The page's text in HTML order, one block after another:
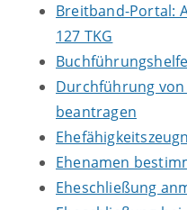
Breitband-Portal:
127 TKG
Durchführung
beantragen
Ehenamen
Eheschließung